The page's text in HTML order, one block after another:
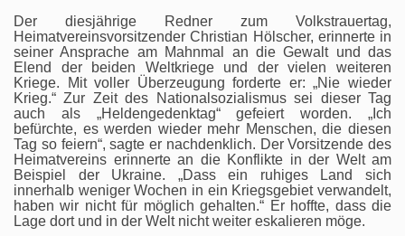
Der diesjährige Redner zum Volkstrauertag,
Heimatvereinsvorsitzender Christian Hölscher, erinnerte in
seiner Ansprache am Mahnmal an die Gewalt und das
Elend der beiden Weltkriege und der vielen weiteren
Kriege. Mit voller Überzeugung forderte er: „Nie wieder
Krieg.“ Zur Zeit des Nationalsozialismus sei dieser Tag
auch als „Heldengedenktag“ gefeiert worden. „Ich
befürchte, es werden wieder mehr Menschen, die diesen
Tag so feiern“, sagte er nachdenklich. Der Vorsitzende des
Heimatvereins erinnerte an die Konflikte in der Welt am
Beispiel der Ukraine. „Dass ein ruhiges Land sich
innerhalb weniger Wochen in ein Kriegsgebiet verwandelt,
haben wir nicht für möglich gehalten.“ Er hoffte, dass die
Lage dort und in der Welt nicht weiter eskalieren möge.